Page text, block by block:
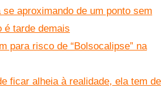
se aproximando de um ponto sem
é tarde demais
para risco de “Bolsocalipse” na
ficar alheia à realidade, ela tem de